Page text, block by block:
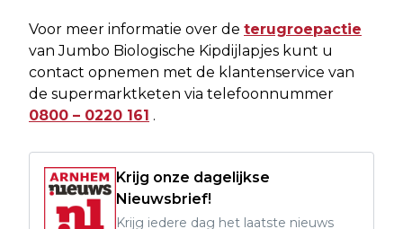
Voor meer informatie over de terugroepactie
van Jumbo Biologische Kipdijlapjes kunt u
contact opnemen met de klantenservice van
de supermarktketen via telefoonnummer
0800 – 0220 161 .
Krijg onze dagelijkse
Nieuwsbrief!
Krijg iedere dag het laatste nieuws